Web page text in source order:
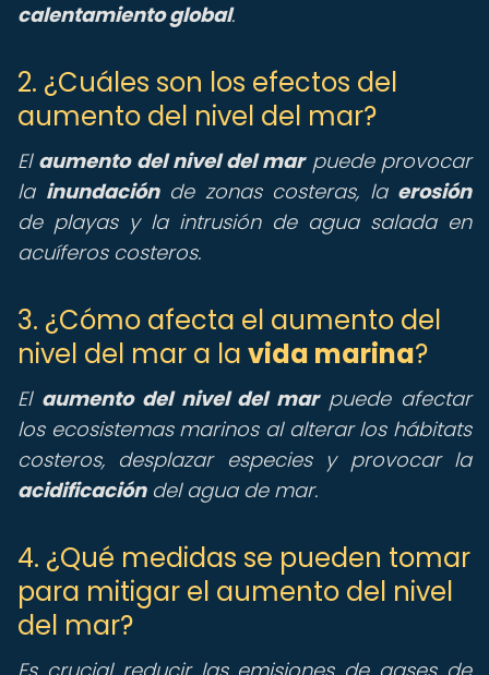
calentamiento global.
2. ¿Cuáles son los efectos del
aumento del nivel del mar?
El aumento del nivel del marpuede provocar
la inundaciónde zonas costeras, la erosión
de playas y la intrusión de agua salada en
acuíferos costeros.
3. ¿Cómo afecta el aumento del
nivel del mar a la vida marina?
El aumento del nivel del marpuede afectar
los ecosistemas marinos al alterar los hábitats
costeros, desplazar especies y provocar la
acidificacióndel agua de mar.
4. ¿Qué medidas se pueden tomar
para mitigar el aumento del nivel
del mar?